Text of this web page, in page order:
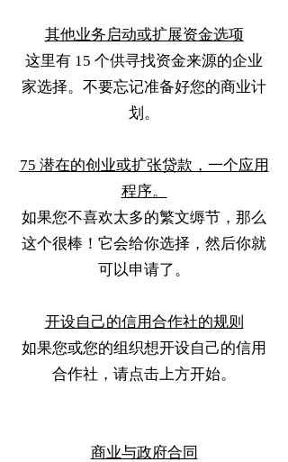
其他业务启动或扩展资金选项
这里有 15 个供寻找资金来源的企业
家选择。不要忘记准备好您的商业计
划。
75 潜在的创业或扩张贷款，一个应用
程序。
如果您不喜欢太多的繁文缛节，那么
这个很棒！它会给你选择，然后你就
可以申请了。
开设自己的信用合作社的规则
如果您或您的组织想开设自己的信用
合作社，请点击上方开始。
商业与政府合同